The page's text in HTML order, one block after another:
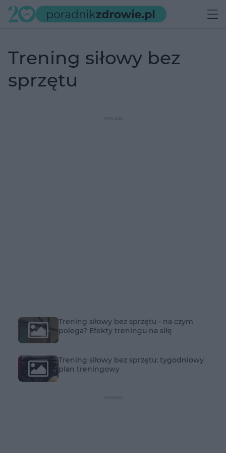
trening siłowy bez
sprzętu
Trening siłowy bez sprzętu - na czym
polega? Efekty treningu na siłę
Trening siłowy bez sprzętu: tygodniowy
plan treningowy